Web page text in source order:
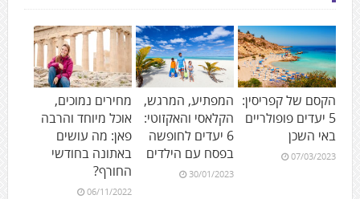
הקסם של קפריסין:
5 יעדים פופולריים
באי השכן
07/03/2023
המפתיע, המרגש,
הקלאסי והאקזוטי:
6 יעדים לחופשה
בפסח עם הילדים
30/01/2023
מחירים נמוכים,
אוכל מיוחד והרבה
פאן: מה עושים
באתונה בחודשי
החורף?
06/11/2022